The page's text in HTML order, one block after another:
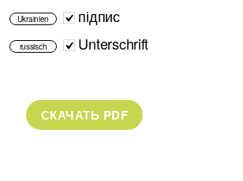
Ukrainien підпис
russisch Unterschrift